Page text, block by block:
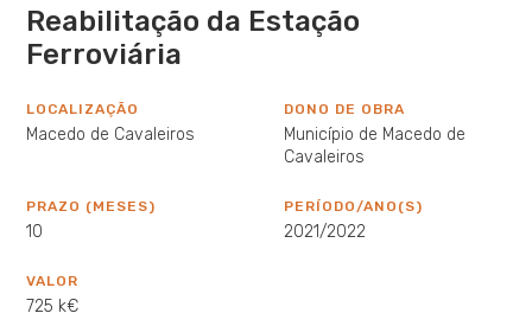
Reabilitação da Estação
Ferroviária
LOCALIZAÇÃO
Macedo de Cavaleiros
DONO DE OBRA
Município de Macedo de
Cavaleiros
PRAZO (MESES)
10
PERÍODO/ANO(S)
2021/2022
VALOR
725 k€